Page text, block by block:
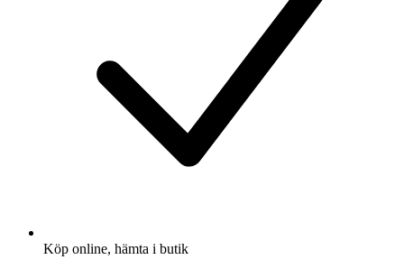
Köp online, hämta i butik